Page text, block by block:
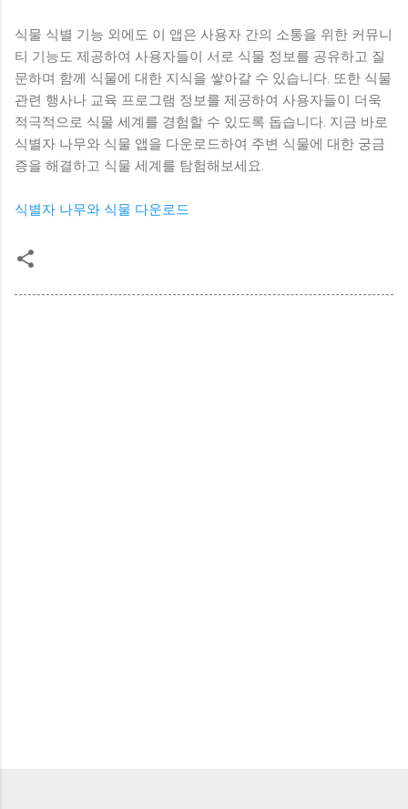
식물 식별 기능 외에도 이 앱은 사용자 간의 소통을 위한 커뮤니
티 기능도 제공하여 사용자들이 서로 식물 정보를 공유하고 질
문하며 함께 식물에 대한 지식을 쌓아갈 수 있습니다. 또한 식물
관련 행사나 교육 프로그램 정보를 제공하여 사용자들이 더욱
적극적으로 식물 세계를 경험할 수 있도록 돕습니다. 지금 바로
식별자 나무와 식물 앱을 다운로드하여 주변 식물에 대한 궁금
증을 해결하고 식물 세계를 탐험해보세요.
식별자 나무와 식물 다운로드